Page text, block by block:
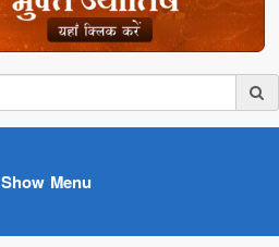
Show Menu